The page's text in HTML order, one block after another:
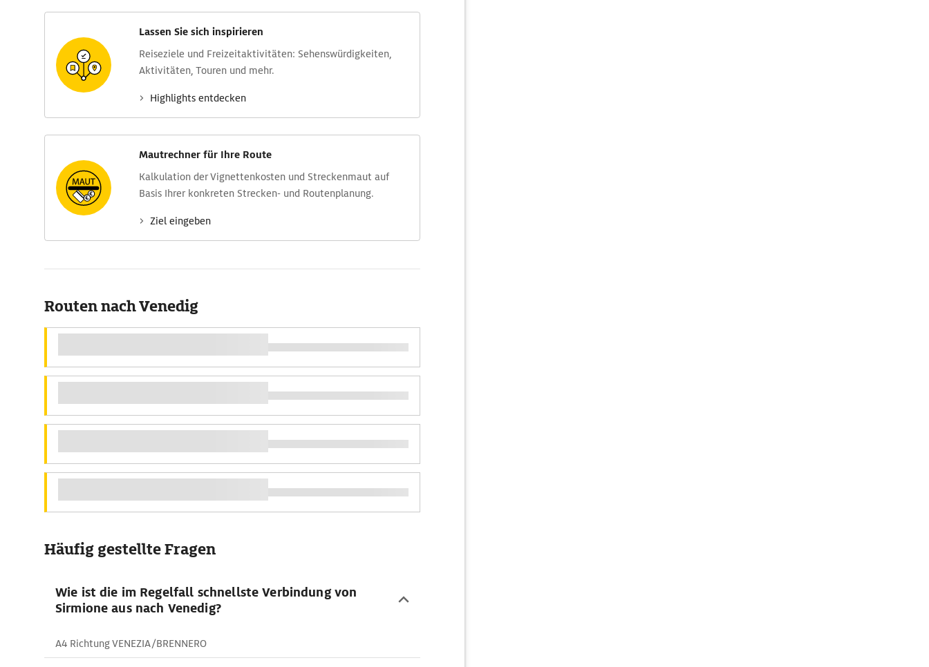
Lassen Sie sich inspirieren
Reise­ziele und Freizeit­aktivitäten: Sehens­würdig­keiten,
Aktivitäten, Touren und mehr.
Highlights entdecken
Mautrechner für Ihre Route
Kalkulation der Vignettenkosten und Streckenmaut auf
Basis Ihrer konkreten Strecken- und Routenplanung.
Ziel eingeben
Routen nach Venedig
Häufig gestellte Fragen
Wie ist die im Regelfall schnellste Verbindung von
Sirmione aus nach Venedig?
A4 Richtung VENEZIA/BRENNERO